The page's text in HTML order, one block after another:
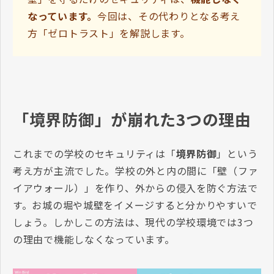
なっています。今回は、その代わりとなる考え
方「ゼロトラスト」を解説します。
「境界防御」が崩れた3つの理由
これまでの学校のセキュリティは「境界防御」という
考え方が主流でした。学校の外と内の間に「壁（ファ
イアウォール）」を作り、外からの侵入を防ぐ方法で
す。お城の堀や城壁をイメージすると分かりやすいで
しょう。しかしこの方法は、現代の学校環境では3つ
の理由で機能しなくなっています。